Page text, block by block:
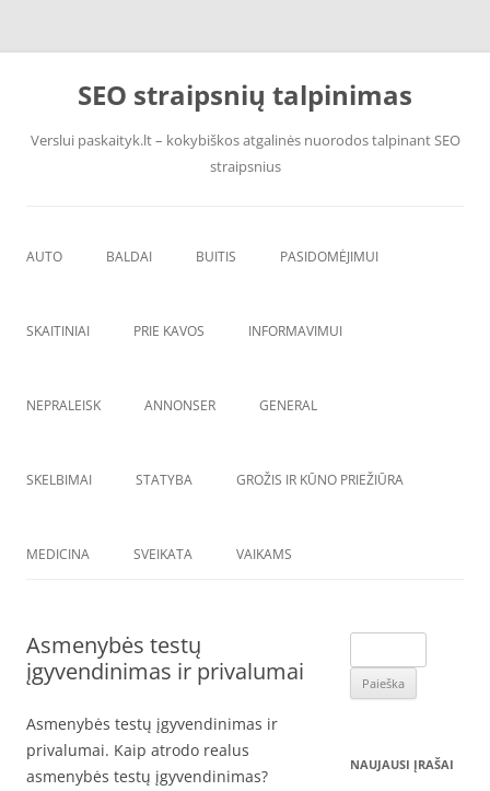
Pereiti
SEO straipsnių talpinimas
Verslui paskaityk.lt – kokybiškos atgalinės nuorodos talpinant SEO
straipsnius
AUTO
PADANGOS
BALDAI BUITIS
ĮRANGA
ŠVAROS PREKĖS
PASIDOMĖJIMUI
SKAITINIAI PRIE KAVOS INFORMAVIMUI
NEPRALEISK ANNONSER GENERAL
SKELBIMAI STATYBA GROŽIS IR KŪNO PRIEŽIŪRA
MEDICINA SVEIKATA VAIKAMS
Asmenybės testų
įgyvendinimas ir privalumai
Asmenybės testų įgyvendinimas ir
privalumai. Kaip atrodo realus
asmenybės testų įgyvendinimas?
NAUJAUSI ĮRAŠAI